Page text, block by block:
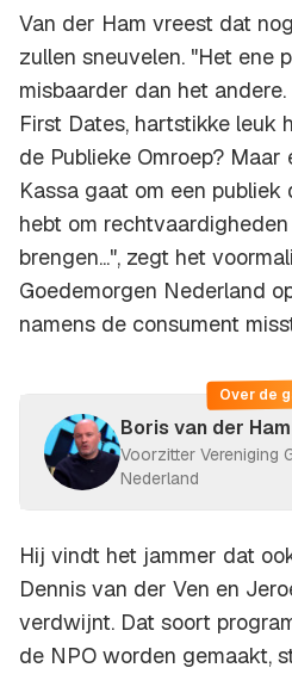
Van der Ham vreest dat
zullen sneuvelen. "Het ene
misbaarder dan het
First Dates, hartstikke leuk
de Publieke Omroep? Maar
Kassa gaat om een
hebt om
brengen...", zegt het
Goedemorgen Nederland
namens de consument
Over de
Boris van der Ham
Voorzitter Vereniging
Nederland
Hij vindt het jammer dat
Dennis van der Ven en
verdwijnt. Dat soort
de NPO worden gemaakt,